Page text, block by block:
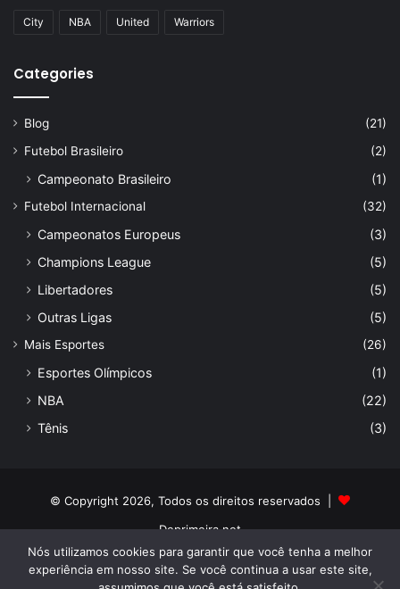
City NBA United Warriors
Categories
Blog
(21)
Futebol Brasileiro
(2)
Campeonato Brasileiro (1)
Futebol Internacional (32)
Campeonatos Europeus
(3)
Champions League
(5)
Libertadores
(5)
Outras Ligas
(5)
Mais Esportes (26)
Esportes Olímpicos
(1)
NBA
(22)
Tênis
(3)
© Copyright 2026, Todos os direitos reservados |
Deprimeira.net
Início
Sobre Equipe Futebol Internacional Tênis
Nós utilizamos cookies para garantir que você tenha a melhor
experiência em nosso site. Se você continua a usar este site,